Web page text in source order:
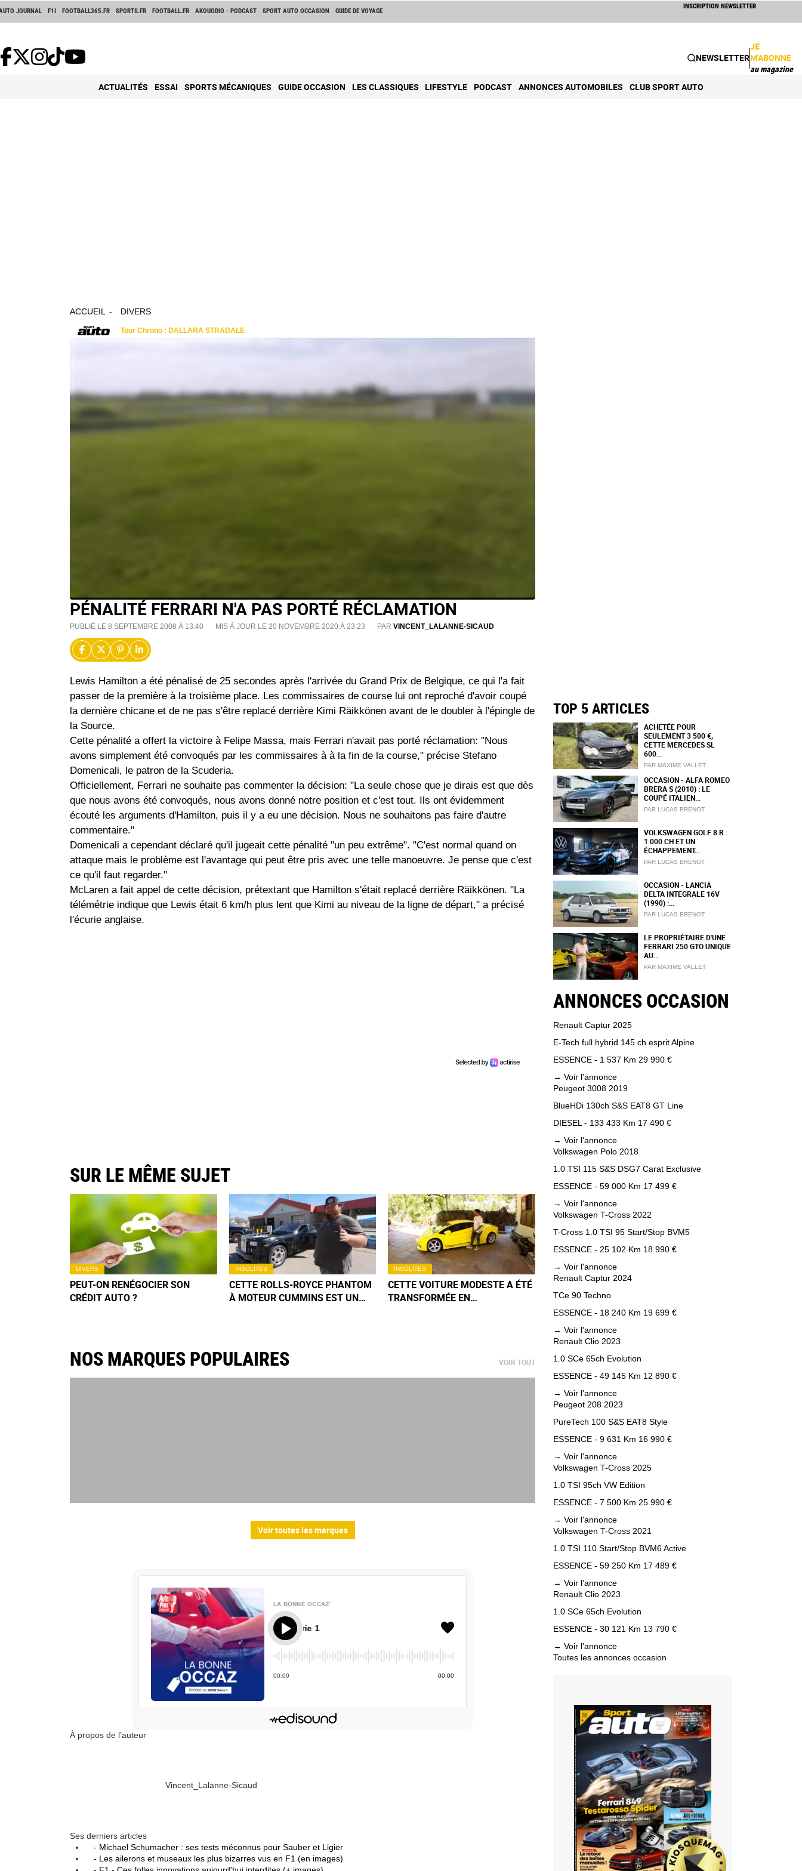
JOURNAL F1I FOOTBALL365.FR SPORTS.FR FOOTBALL.FR AKOUODIO - PODCAST SPORT AUTO OCCASION GUIDE DE VOYAGE
INSCRIPTION NEWSLETTER
NEWSLETTER
JE
M'ABONNE
au magazine
ACTUALITÉS ESSAI SPORTS MÉCANIQUES GUIDE OCCASION LES CLASSIQUES LIFESTYLE PODCAST ANNONCES AUTOMOBILES CLUB SPORT AUTO
ACCUEIL DIVERS
PÉNALITÉ FERRARI N'A PAS PORTÉ RÉCLAMATION
PUBLIÉ LE 8 SEPTEMBRE 2008 À 13:40 MIS À JOUR LE 20 NOVEMBRE 2020 À 23:23 PAR VINCENT_LALANNE-SICAUD
Lewis Hamilton a été pénalisé de 25 secondes après l'arrivée du Grand Prix de Belgique, ce qui l'a fait
passer de la première à la troisième place. Les commissaires de course lui ont reproché d'avoir coupé
la dernière chicane et de ne pas s'être replacé derrière Kimi Räikkönen avant de le doubler à l'épingle de
la Source.
Cette pénalité a offert la victoire à Felipe Massa, mais Ferrari n'avait pas porté réclamation: "Nous
avons simplement été convoqués par les commissaires à à la fin de la course," précise Stefano
Domenicali, le patron de la Scuderia.
Officiellement, Ferrari ne souhaite pas commenter la décision: "La seule chose que je dirais est que dès
que nous avons été convoqués, nous avons donné notre position et c'est tout. Ils ont évidemment
écouté les arguments d'Hamilton, puis il y a eu une décision. Nous ne souhaitons pas faire d'autre
commentaire."
Domenicali a cependant déclaré qu'il jugeait cette pénalité "un peu extrême". "C'est normal quand on
attaque mais le problème est l'avantage qui peut être pris avec une telle manoeuvre. Je pense que c'est
ce qu'il faut regarder."
McLaren a fait appel de cette décision, prétextant que Hamilton s'était replacé derrière Räikkönen. "La
télémétrie indique que Lewis était 6 km/h plus lent que Kimi au niveau de la ligne de départ," a précisé
l'écurie anglaise.
SUR LE MÊME SUJET
DIVERS
PEUT-ON RENÉGOCIER SON
CRÉDIT AUTO ?
INSOLITES
CETTE ROLLS-ROYCE PHANTOM
À MOTEUR CUMMINS EST UN
INSOLITES
CETTE VOITURE MODESTE A ÉTÉ
TRANSFORMÉE EN
NOS MARQUES POPULAIRES VOIR TOUT
Voir toutes les marques
LA BONNE OCCAZ'
La Bonne Occaz' - BMW Série 1
00:00 00:00
Facebook
À propos de l’auteur
Vincent_Lalanne-Sicaud
Ses derniers articles
- Michael Schumacher : ses tests méconnus pour Sauber et Ligier
- Les ailerons et museaux les plus bizarres vus en F1 (en images)
TOP 5 ARTICLES
ACHETÉE POUR
SEULEMENT 3 500 €,
CETTE MERCEDES SL
600...
PAR MAXIME VALLET
OCCASION - ALFA ROMEO
BRERA S (2010) : LE
COUPÉ ITALIEN...
PAR LUCAS BRENOT
VOLKSWAGEN GOLF 8 R :
1 000 CH ET UN
ÉCHAPPEMENT...
PAR LUCAS BRENOT
OCCASION - LANCIA
DELTA INTEGRALE 16V
(1990) :...
PAR LUCAS BRENOT
LE PROPRIÉTAIRE D'UNE
FERRARI 250 GTO UNIQUE
AU...
PAR MAXIME VALLET
ANNONCES OCCASION
Renault Captur 2025
E-Tech full hybrid 145 ch esprit Alpine
ESSENCE - 1 537 Km 29 990 €
→ Voir l'annonce
Peugeot 3008 2019
BlueHDi 130ch S&S EAT8 GT Line
DIESEL - 133 433 Km 17 490 €
→ Voir l'annonce
Volkswagen Polo 2018
1.0 TSI 115 S&S DSG7 Carat Exclusive
ESSENCE - 59 000 Km 17 499 €
→ Voir l'annonce
Volkswagen T-Cross 2022
T-Cross 1.0 TSI 95 Start/Stop BVM5
ESSENCE - 25 102 Km 18 990 €
→ Voir l'annonce
Renault Captur 2024
TCe 90 Techno
ESSENCE - 18 240 Km 19 699 €
→ Voir l'annonce
Renault Clio 2023
1.0 SCe 65ch Evolution
ESSENCE - 49 145 Km 12 890 €
→ Voir l'annonce
Peugeot 208 2023
PureTech 100 S&S EAT8 Style
ESSENCE - 9 631 Km 16 990 €
→ Voir l'annonce
Volkswagen T-Cross 2025
1.0 TSI 95ch VW Edition
ESSENCE - 7 500 Km 25 990 €
→ Voir l'annonce
Volkswagen T-Cross 2021
1.0 TSI 110 Start/Stop BVM6 Active
ESSENCE - 59 250 Km 17 489 €
→ Voir l'annonce
Renault Clio 2023
1.0 SCe 65ch Evolution
ESSENCE - 30 121 Km 13 790 €
→ Voir l'annonce
Toutes les annonces occasion